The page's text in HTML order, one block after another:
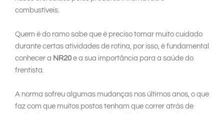
combustíveis.
Quem é do ramo sabe que é preciso tomar muito cuidado
durante certas atividades de rotina, por isso, é fundamental
conhecer a NR20e a sua importância para a saúde do
frentista.
A norma sofreu algumas mudanças nos últimos anos, o que
faz com que muitos postos tenham que correr atrás de